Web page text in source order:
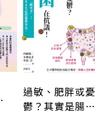
過敏、肥胖或憂
鬱？其實是腸道